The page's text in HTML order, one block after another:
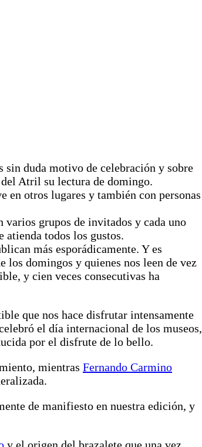
sin duda motivo de celebración y sobre
del Atril su lectura de domingo.
en otros lugares y también con personas
varios grupos de invitados y cada uno
atienda todos los gustos.
más esporádicamente. Y es
los domingos y quienes nos leen de vez
y cien veces consecutivas ha
que nos hace disfrutar intensamente
el día internacional de los museos,
por el disfrute de lo bello.
mientras Fernando Carmino
de manifiesto en nuestra edición, y
y el origen del brazalete que una vez